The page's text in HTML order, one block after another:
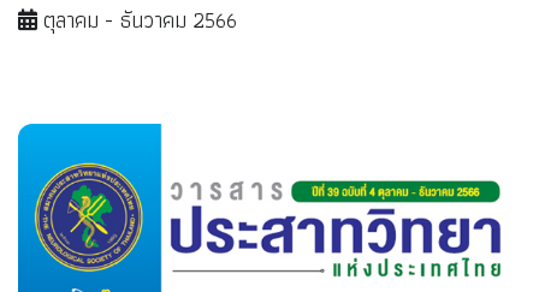
ตุลาคม - ธันวาคม 2566